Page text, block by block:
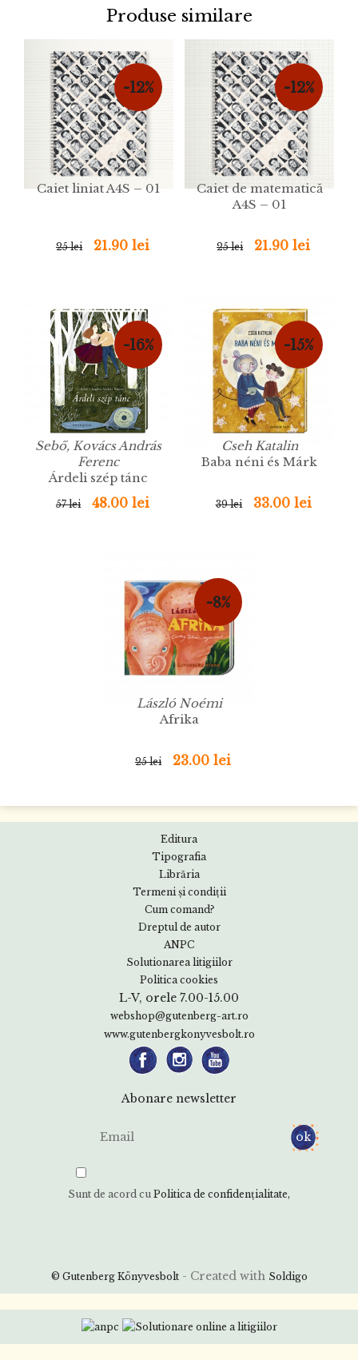
Produse similare
-12%
Caiet liniat A4S – 01
25 lei 21.90 lei
-12%
Caiet de matematică
A4S – 01
25 lei 21.90 lei
-16%
Sebő, Kovács András
Ferenc
Árdeli szép tánc
57 lei 48.00 lei
-15%
​Cseh Katalin
Baba néni és Márk
39 lei 33.00 lei
-8%
László Noémi
Afrika
25 lei 23.00 lei
Editura
Tipografia
Librăria
Termeni și condiții
Cum comand?
Dreptul de autor
ANPC
Solutionarea litigiilor
Politica cookies
L-V, orele 7.00-15.00
webshop@gutenberg-art.ro
www.gutenbergkonyvesbolt.ro
Abonare newsletter
Sunt de acord cu Politica de confidenţialitate
© Gutenberg Könyvesbolt- Created with Soldigo